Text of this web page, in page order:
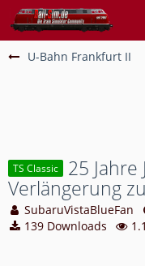
U-Bahn Frankfurt II
TS Classic 25 Jahre
Verlängerung
SubaruVistaBlueFan
139 Downloads